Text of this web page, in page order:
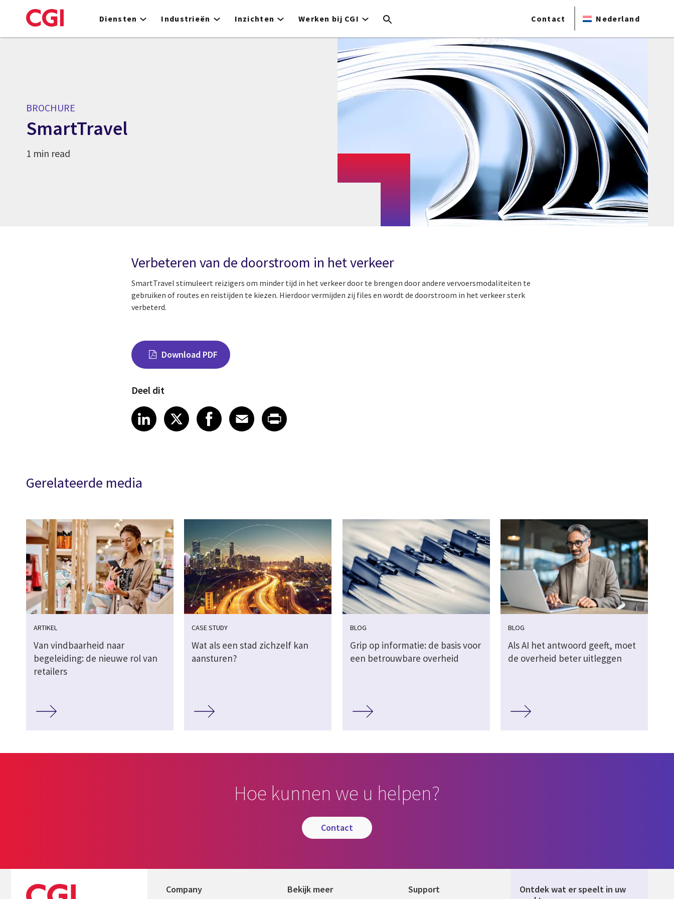
to
Diensten Industrieën Inzichten Werken bij CGI Contact Nederland
BROCHURE
SmartTravel
1 min read
Verbeteren van de doorstroom in het verkeer
SmartTravel stimuleert reizigers om minder tijd in het verkeer door te brengen door andere vervoersmodaliteiten te
gebruiken of routes en reistijden te kiezen. Hierdoor vermijden zij files en wordt de doorstroom in het verkeer sterk
verbeterd.
Download PDF
Deel dit
Share on LinkedIn
LinkedIn
Share on X
XShare on Facebook
Facebook
Share on Email
Email
Share on Print
Gerelateerde media
ARTIKEL
Van vindbaarheid naar
begeleiding: de nieuwe rol van
retailers
CASE STUDY
Wat als een stad zichzelf kan
aansturen?
BLOG
Grip op informatie: de basis voor
een betrouwbare overheid
BLOG
Als AI het antwoord geeft, moet
de overheid beter uitleggen
Hoe kunnen we u helpen?
contact
Company Bekijk meer Support
Ontdek wat er speelt in uw